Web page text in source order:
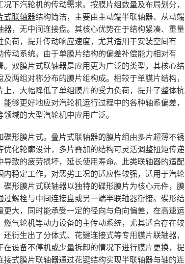
下汽轮机的传动需求。按膜片组数量及布局划分，
式联轴器结构简洁，主要由主动端半联轴器、从动端
，无中间连接盘。其核心优势在于结构紧凑、重量
荷，提升传动响应速度，尤其适用于安装空间有
动系统。由于单膜片结构的偏差补偿能力相对有
双膜片式联轴器是应用更为广泛的类型，其核心结
两组对称分布的膜片组构成。相较于单膜片结构，
，大幅降低了单组膜片的受力负荷，提升了整体抗
够更好地应对汽轮机运行过程中的各种轴系偏差，
域的大型汽轮机中应用广泛。
形膜片式。叠片式联轴器的膜片组由多片超薄不锈
化轮廓设计，多片叠加的结构可灵活调整扭矩传递
致的疲劳损坏，延长使用寿命。此类联轴器的适配
稳定工作，对恶劣工况的适应性较强，适用于汽轮
形膜片式联轴器以独特的碟形膜片为核心元件，膜
螺栓与中间连接盘或另一端半联轴器衔接。碟形结
大，同时能承受一定的径向与角向偏差，在高速运
气轮机等动力设备的主传动系统，尤其适合存在较
衍生出了分体式、花键连接式等专用膜片联轴器，
设备不停机或少量拆卸的情况下进行膜片更换，提
式膜片联轴器通过花键结构实现半联轴器与轴的连